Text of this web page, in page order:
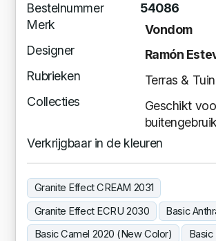
Bestelnummer
54086
Merk
Vondom
Designer
Ramón
Rubrieken
Terras & Tuin
Collecties
Geschikt
buitengebruik
Verkrijgbaar in de kleuren
Granite Effect CREAM 2031
Granite Effect ECRU 2030
Basic
Basic Camel 2020 (New Color)
Basic